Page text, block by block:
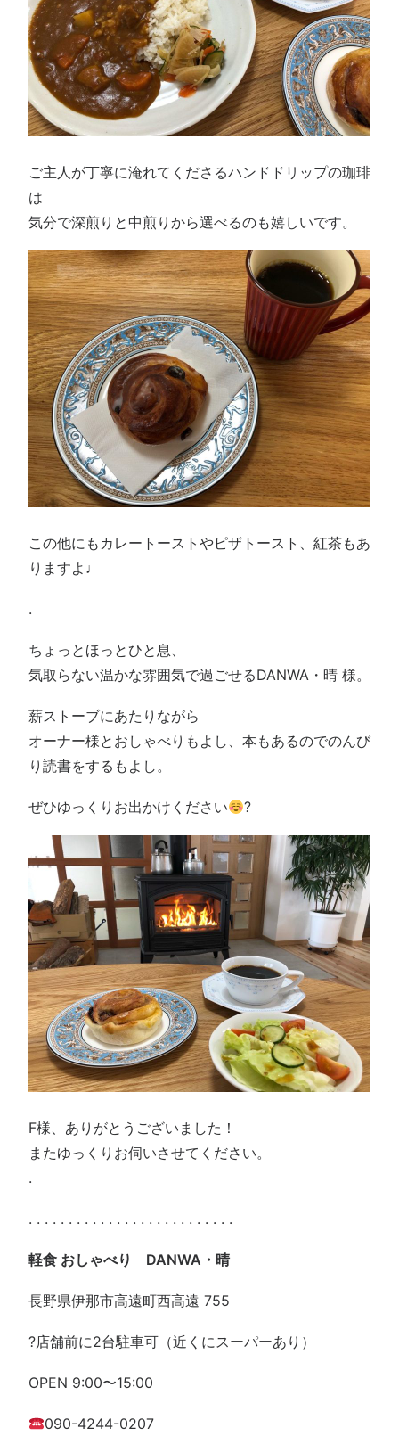
ご主人が丁寧に淹れてくださるハンドドリップの珈琲
は
気分で深煎りと中煎りから選べるのも嬉しいです。
この他にもカレートーストやピザトースト、紅茶もあ
りますよ♩
.
ちょっとほっとひと息、
気取らない温かな雰囲気で過ごせるDANWA・晴 様。
薪ストーブにあたりながら
オーナー様とおしゃべりもよし、本もあるのでのんび
り読書をするもよし。
ぜひゆっくりお出かけください ?
F様、ありがとうございました！
またゆっくりお伺いさせてください。
.
. . . . . . . . . . . . . . . . . . . . . . . . . .
軽食 おしゃべり DANWA・晴
長野県伊那市高遠町西高遠 755
?️店舗前に2台駐車可（近くにスーパーあり）
OPEN 9:00〜15:00
090-4244-0207